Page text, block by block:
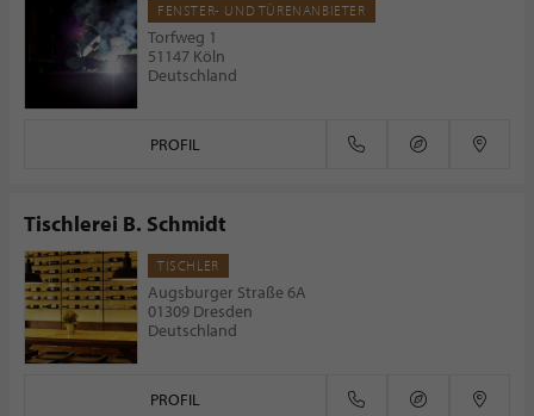
FENSTER- UND TÜRENANBIETER
Torfweg 1
51147 Köln
Deutschland
PROFIL
Tischlerei B. Schmidt
TISCHLER
Augsburger Straße 6A
01309 Dresden
Deutschland
PROFIL